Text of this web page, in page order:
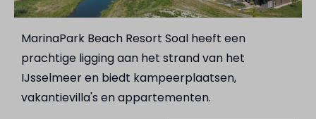
MarinaPark Beach Resort Soal heeft een
prachtige ligging aan het strand van het
IJsselmeer en biedt kampeerplaatsen,
vakantievilla's en appartementen.